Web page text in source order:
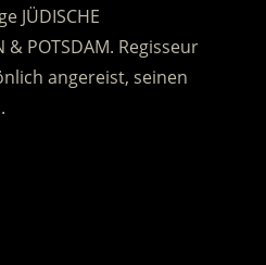
JÜDISCHE
& POTSDAM. Regisseur
angereist, seinen